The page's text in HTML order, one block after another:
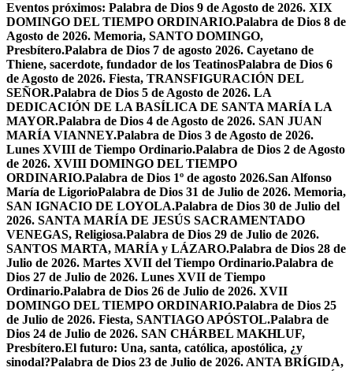
Eventos próximos: Palabra de Dios 9 de Agosto de 2026. XIX
DOMINGO DEL TIEMPO ORDINARIO.Palabra de Dios 8 de
Agosto de 2026. Memoria, SANTO DOMINGO,
Presbítero.Palabra de Dios 7 de agosto 2026. Cayetano de
Thiene, sacerdote, fundador de los TeatinosPalabra de Dios 6
de Agosto de 2026. Fiesta, TRANSFIGURACIÓN DEL
SEÑOR.Palabra de Dios 5 de Agosto de 2026. LA
DEDICACIÓN DE LA BASÍLICA DE SANTA MARÍA LA
MAYOR.Palabra de Dios 4 de Agosto de 2026. SAN JUAN
MARÍA VIANNEY.Palabra de Dios 3 de Agosto de 2026.
Lunes XVIII de Tiempo Ordinario.Palabra de Dios 2 de Agosto
de 2026. XVIII DOMINGO DEL TIEMPO
ORDINARIO.Palabra de Dios 1º de agosto 2026.San Alfonso
María de LigorioPalabra de Dios 31 de Julio de 2026. Memoria,
SAN IGNACIO DE LOYOLA.Palabra de Dios 30 de Julio del
2026. SANTA MARÍA DE JESÚS SACRAMENTADO
VENEGAS, Religiosa.Palabra de Dios 29 de Julio de 2026.
SANTOS MARTA, MARÍA y LÁZARO.Palabra de Dios 28 de
Julio de 2026. Martes XVII del Tiempo Ordinario.Palabra de
Dios 27 de Julio de 2026. Lunes XVII de Tiempo
Ordinario.Palabra de Dios 26 de Julio de 2026. XVII
DOMINGO DEL TIEMPO ORDINARIO.Palabra de Dios 25
de Julio de 2026. Fiesta, SANTIAGO APÓSTOL.Palabra de
Dios 24 de Julio de 2026. SAN CHÁRBEL MAKHLUF,
Presbítero.El futuro: Una, santa, católica, apostólica, ¿y
sinodal?Palabra de Dios 23 de Julio de 2026. ANTA BRÍGIDA,